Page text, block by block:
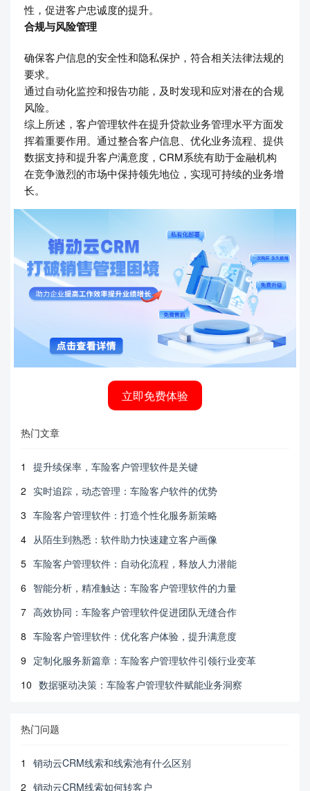
性，促进客户忠诚度的提升。
合规与风险管理
确保客户信息的安全性和隐私保护，符合相关法律法规的
要求。
通过自动化监控和报告功能，及时发现和应对潜在的合规
风险。
综上所述，客户管理软件在提升贷款业务管理水平方面发
挥着重要作用。通过整合客户信息、优化业务流程、提供
数据支持和提升客户满意度，CRM系统有助于金融机构
在竞争激烈的市场中保持领先地位，实现可持续的业务增
长。
立即免费体验
热门文章
1
提升续保率，车险客户管理软件是关键
2 实时追踪，动态管理：车险客户软件的优势
3 车险客户管理软件：打造个性化服务新策略
4 从陌生到熟悉：软件助力快速建立客户画像
5 车险客户管理软件：自动化流程，释放人力潜能
6 智能分析，精准触达：车险客户管理软件的力量
7 高效协同：车险客户管理软件促进团队无缝合作
8 车险客户管理软件：优化客户体验，提升满意度
9 定制化服务新篇章：车险客户管理软件引领行业变革
10 数据驱动决策：车险客户管理软件赋能业务洞察
热门问题
1
销动云CRM线索和线索池有什么区别
2 销动云CRM线索如何转客户